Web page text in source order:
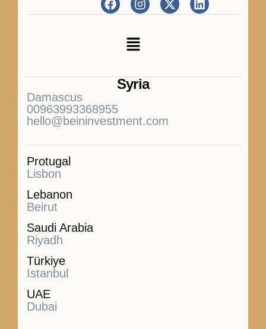
Syria
Damascus
00963993368955
hello@beininvestment.com
Protugal
Lisbon
Lebanon
Beirut
Saudi Arabia
Riyadh
Türkiye
Istanbul
UAE
Dubai